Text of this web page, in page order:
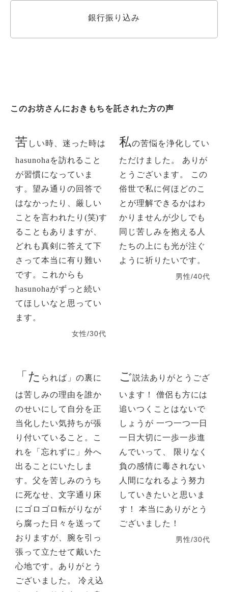
銀行振り込み
このお坊さんにおきもちを託された方の声
苦 しい時、迷った時は
hasunohaを訪れること
が習慣になっていま
す。望み通りの回答で
はなかったり、厳しい
ことを言われたり(笑)す
ることもありますが、
どれも真剣に答えて下
さって本当に有り難い
です。これからも
hasunohaがずっと続い
てほしいなと思ってい
ます。
女性/30代
私の苦悩を浄化してい
ただけました。 ありが
とうございます。 この
俗世で私に何ほどのこ
とが理解できるかはわ
かりませんが少しでも
同じ苦しみを抱える人
たちの上にも光が注ぐ
ように祈りたいです。
男性/40代
「た られば」の裏に
は苦しみの理由を誰か
のせいにして自分を正
当化したい気持ちが張
り付いていること。こ
れを「忘れずに」外へ
出ることにいたしま
す。父を苦しみのうち
に死なせ、文字通り床
にゴロゴロ転がりなが
ら腐った日々を送って
おりますが、腕を引っ
張って立たせて戴いた
心地です。ありがとう
ございました。 冷え込
ご説法ありがとうござ
います！ 僧侶も方には
追いつくことはないで
しょうが 一つ一つ一日
一日大切に一歩一歩進
んでいって、 限りなく
負の感情に毒されない
人間になれるよう努力
していきたいと思いま
す！ 本当にありがとう
ございました！
男性/30代